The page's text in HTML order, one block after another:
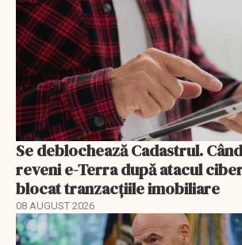
Se deblochează Cadastrul.
reveni e-Terra după atacul
blocat tranzacțiile imobiliare
08 AUGUST 2026